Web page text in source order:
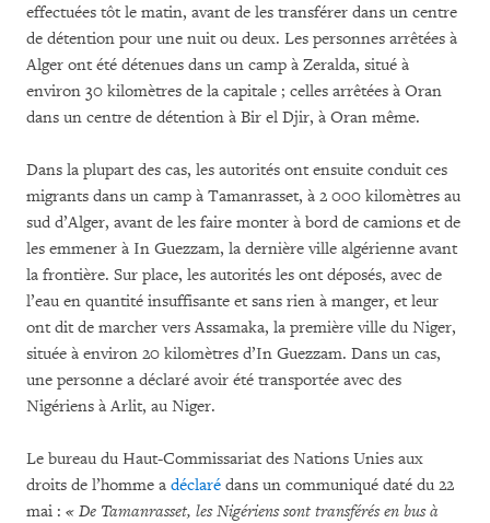
effectuées tôt le matin, avant de les transférer dans un centre
de détention pour une nuit ou deux. Les personnes arrêtées à
Alger ont été détenues dans un camp à Zeralda, situé à
environ 30 kilomètres de la capitale ; celles arrêtées à Oran
dans un centre de détention à Bir el Djir, à Oran même.
Dans la plupart des cas, les autorités ont ensuite conduit ces
migrants dans un camp à Tamanrasset, à 2 000 kilomètres au
sud d’Alger, avant de les faire monter à bord de camions et de
les emmener à In Guezzam, la dernière ville algérienne avant
la frontière. Sur place, les autorités les ont déposés, avec de
l’eau en quantité insuffisante et sans rien à manger, et leur
ont dit de marcher vers Assamaka, la première ville du Niger,
située à environ 20 kilomètres d’In Guezzam. Dans un cas,
une personne a déclaré avoir été transportée avec des
Nigériens à Arlit, au Niger.
Le bureau du Haut-Commissariat des Nations Unies aux
droits de l’homme a déclaré dans un communiqué daté du 22
mai : « De Tamanrasset, les Nigériens sont transférés en bus à